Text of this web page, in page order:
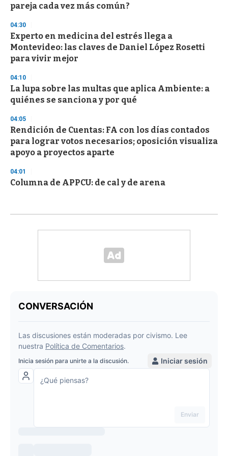
pareja cada vez más común?
04:30
Experto en medicina del estrés llega a
Montevideo: las claves de Daniel López Rosetti
para vivir mejor
04:10
La lupa sobre las multas que aplica Ambiente: a
quiénes se sanciona y por qué
04:05
Rendición de Cuentas: FA con los días contados
para lograr votos necesarios; oposición visualiza
apoyo a proyectos aparte
04:01
Columna de APPCU: de cal y de arena